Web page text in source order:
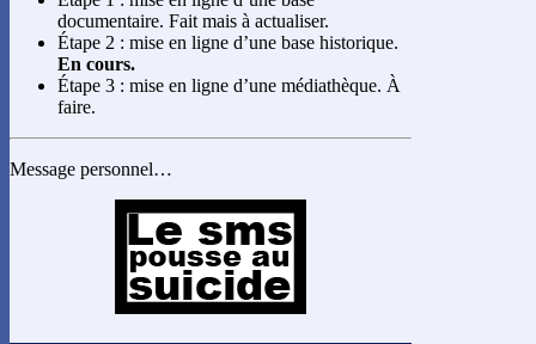
documentaire. Fait mais à actualiser.
Étape 2 : mise en ligne d’une base historique.
En cours.
Étape 3 : mise en ligne d’une médiathèque. À
faire.
Message personnel…